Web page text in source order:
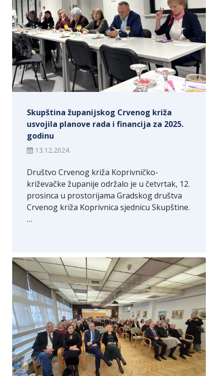
Skupština županijskog Crvenog križa
usvojila planove rada i financija za 2025.
godinu
13.12.2024.
Društvo Crvenog križa Koprivničko-
križevačke županije održalo je u četvrtak, 12.
prosinca u prostorijama Gradskog društva
Crvenog križa Koprivnica sjednicu Skupštine.
…